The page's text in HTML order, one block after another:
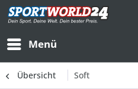
Menü
Übersicht Soft